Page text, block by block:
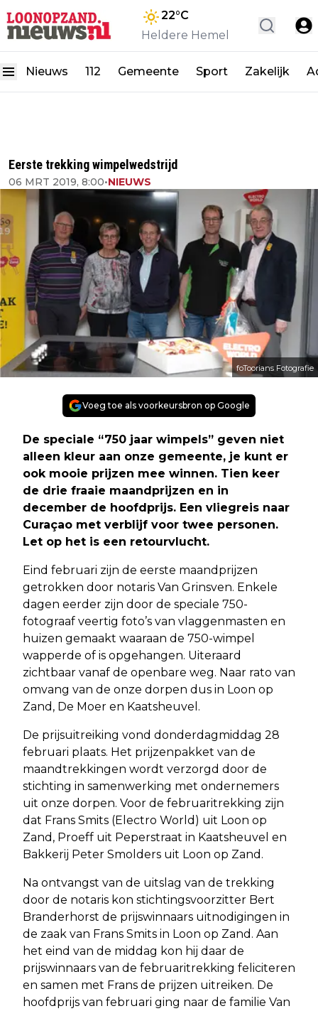
22°C
Heldere Hemel
Nieuws 112 Gemeente Sport Zakelijk
Eerste trekking wimpelwedstrijd
06 MRT 2019, 8:00•NIEUWS
foToorians Fotografie
Voeg toe als voorkeursbron op Google
De speciale “750 jaar wimpels” geven niet
alleen kleur aan onze gemeente, je kunt er
ook mooie prijzen mee winnen. Tien keer
de drie fraaie maandprijzen en in
december de hoofdprijs. Een vliegreis naar
Curaçao met verblijf voor twee personen.
Let op het is een retourvlucht.
Eind februari zijn de eerste maandprijzen
getrokken door notaris Van Grinsven. Enkele
dagen eerder zijn door de speciale 750-
fotograaf veertig foto’s van vlaggenmasten en
huizen gemaakt waaraan de 750-wimpel
wapperde of is opgehangen. Uiteraard
zichtbaar vanaf de openbare weg. Naar rato van
omvang van de onze dorpen dus in Loon op
Zand, De Moer en Kaatsheuvel.
De prijsuitreiking vond donderdagmiddag 28
februari plaats. Het prijzenpakket van de
maandtrekkingen wordt verzorgd door de
stichting in samenwerking met ondernemers
uit onze dorpen. Voor de februaritrekking zijn
dat Frans Smits (Electro World) uit Loon op
Zand, Proeff uit Peperstraat in Kaatsheuvel en
Bakkerij Peter Smolders uit Loon op Zand.
Na ontvangst van de uitslag van de trekking
door de notaris kon stichtingsvoorzitter Bert
Branderhorst de prijswinnaars uitnodigingen in
de zaak van Frans Smits in Loon op Zand. Aan
het eind van de middag kon hij daar de
prijswinnaars van de februaritrekking feliciteren
en samen met Frans de prijzen uitreiken. De
hoofdprijs van februari ging naar de familie Van